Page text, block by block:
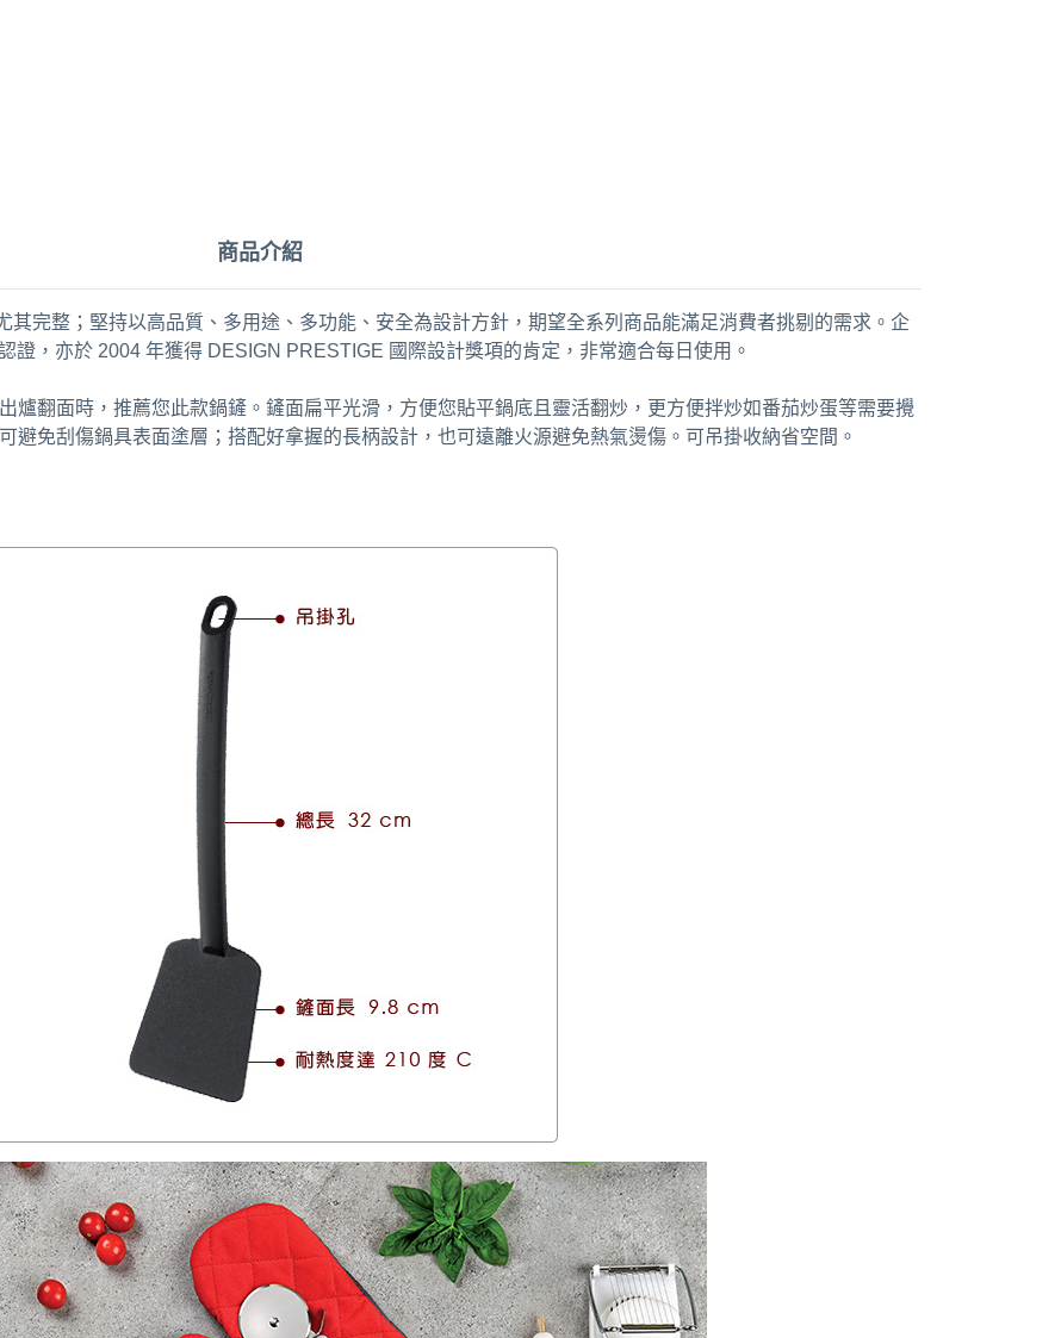
商品介紹
其完整；堅持以高品質、多用途、多功能、安全為設計方針，期望全系列商品能滿足消費者挑剔的需求。企
證，亦於 2004 年獲得 DESIGN PRESTIGE 國際設計獎項的肯定，非常適合每日使用。
爐翻面時，推薦您此款鍋鏟。鏟面扁平光滑，方便您貼平鍋底且靈活翻炒，更方便拌炒如番茄炒蛋等需要攪
避免刮傷鍋具表面塗層；搭配好拿握的長柄設計，也可遠離火源避免熱氣燙傷。可吊掛收納省空間。